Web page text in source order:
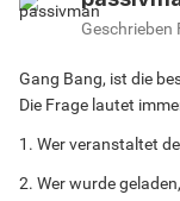
Geschrieben
Gang Bang, ist die
Die Frage lautet
1. Wer veranstaltet
2. Wer wurde